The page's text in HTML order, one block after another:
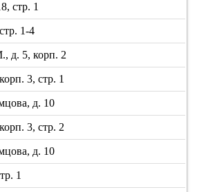
стр. 1
1-4
д. 5, корп. 2
3, стр. 1
д. 10
3, стр. 2
д. 10
1